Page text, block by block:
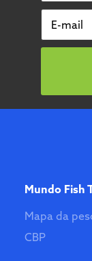
E-mail
Mundo Fish
Mapa da
CBP